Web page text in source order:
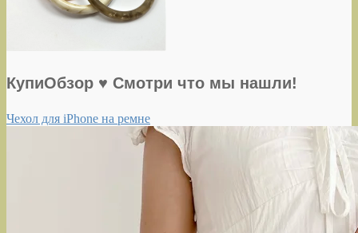
КупиОбзор ♥ Смотри что мы нашли!
Чехол для iPhone на ремне